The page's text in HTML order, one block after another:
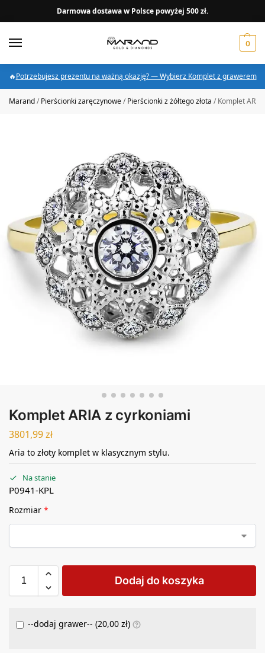
Darmowa dostawa w Polsce powyżej 500 zł.
0
🔥Potrzebujesz prezentu na ważną okazję? — Wybierz Komplet z grawerem
Marand/Pierścionki zaręczynowe/Pierścionki z żółtego złota /Komplet
Komplet ARIA z cyrkoniami
3801,99zł
Aria to złoty komplet w klasycznym stylu.
Na stanie
P0941-KPL
Rozmiar *
Dodaj do koszyka
--dodaj grawer-- (20,00 zł)